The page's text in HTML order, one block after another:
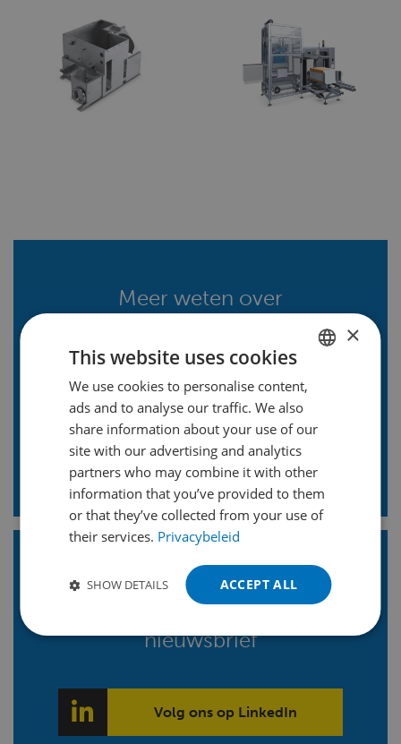
Meer weten over
omkastingen, framebouw
en assemblage?
Vraag onze experts
Blijf op de hoogte!Volg ons
nieuwsbrief
Volg ons op LinkedIn
DUTCH
ENGLISH
FRENCH
GERMAN
SPANISH
×
This website uses cookies
We use cookies to personalise content,
ads and to analyse our traffic. We also
share information about your use of our
site with our advertising and analytics
partners who may combine it with other
information that you’ve provided to them
or that they’ve collected from your use of
their services. Privacybeleid
ACCEPT ALL
SHOW DETAILS